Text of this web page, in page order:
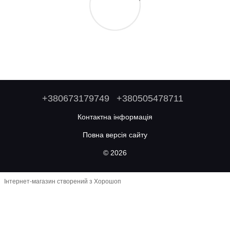
+380673179749 +380505478711
Контактна інформація
Повна версія сайту
© 2026
Інтернет-магазин створений з Хорошоп